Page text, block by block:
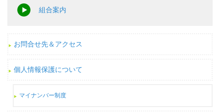
組合案内
お問合せ先＆アクセス
個人情報保護について
マイナンバー制度